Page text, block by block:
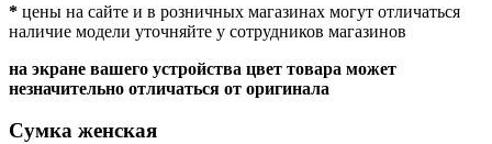
* цены на сайте и в розничных магазинах могут отличаться
наличие модели уточняйте у сотрудников магазинов
на экране вашего устройства цвет товара может
незначительно отличаться от оригинала
Сумка женская